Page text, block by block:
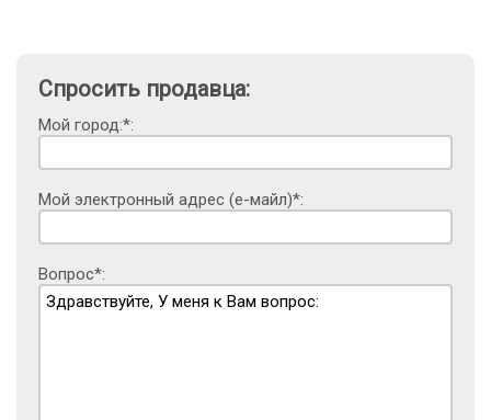
Спросить продавца:
Мой город:*:
Мой электронный адрес (е-майл)*:
Вопрос*: